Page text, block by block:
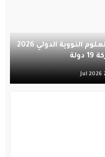
المملكة تستضيف أولمبياد العلوم النووية الدولي 2026